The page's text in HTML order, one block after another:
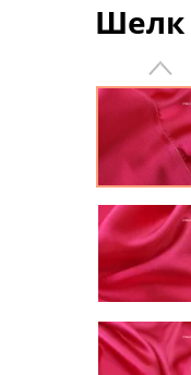
Шелк